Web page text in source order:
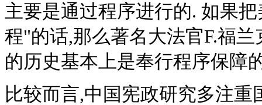
主要是通过程序进行的. 如果
程"的话,那么著名大法官F.福
的历史基本上是奉行程序保障
比较而言,中国宪政研究多注